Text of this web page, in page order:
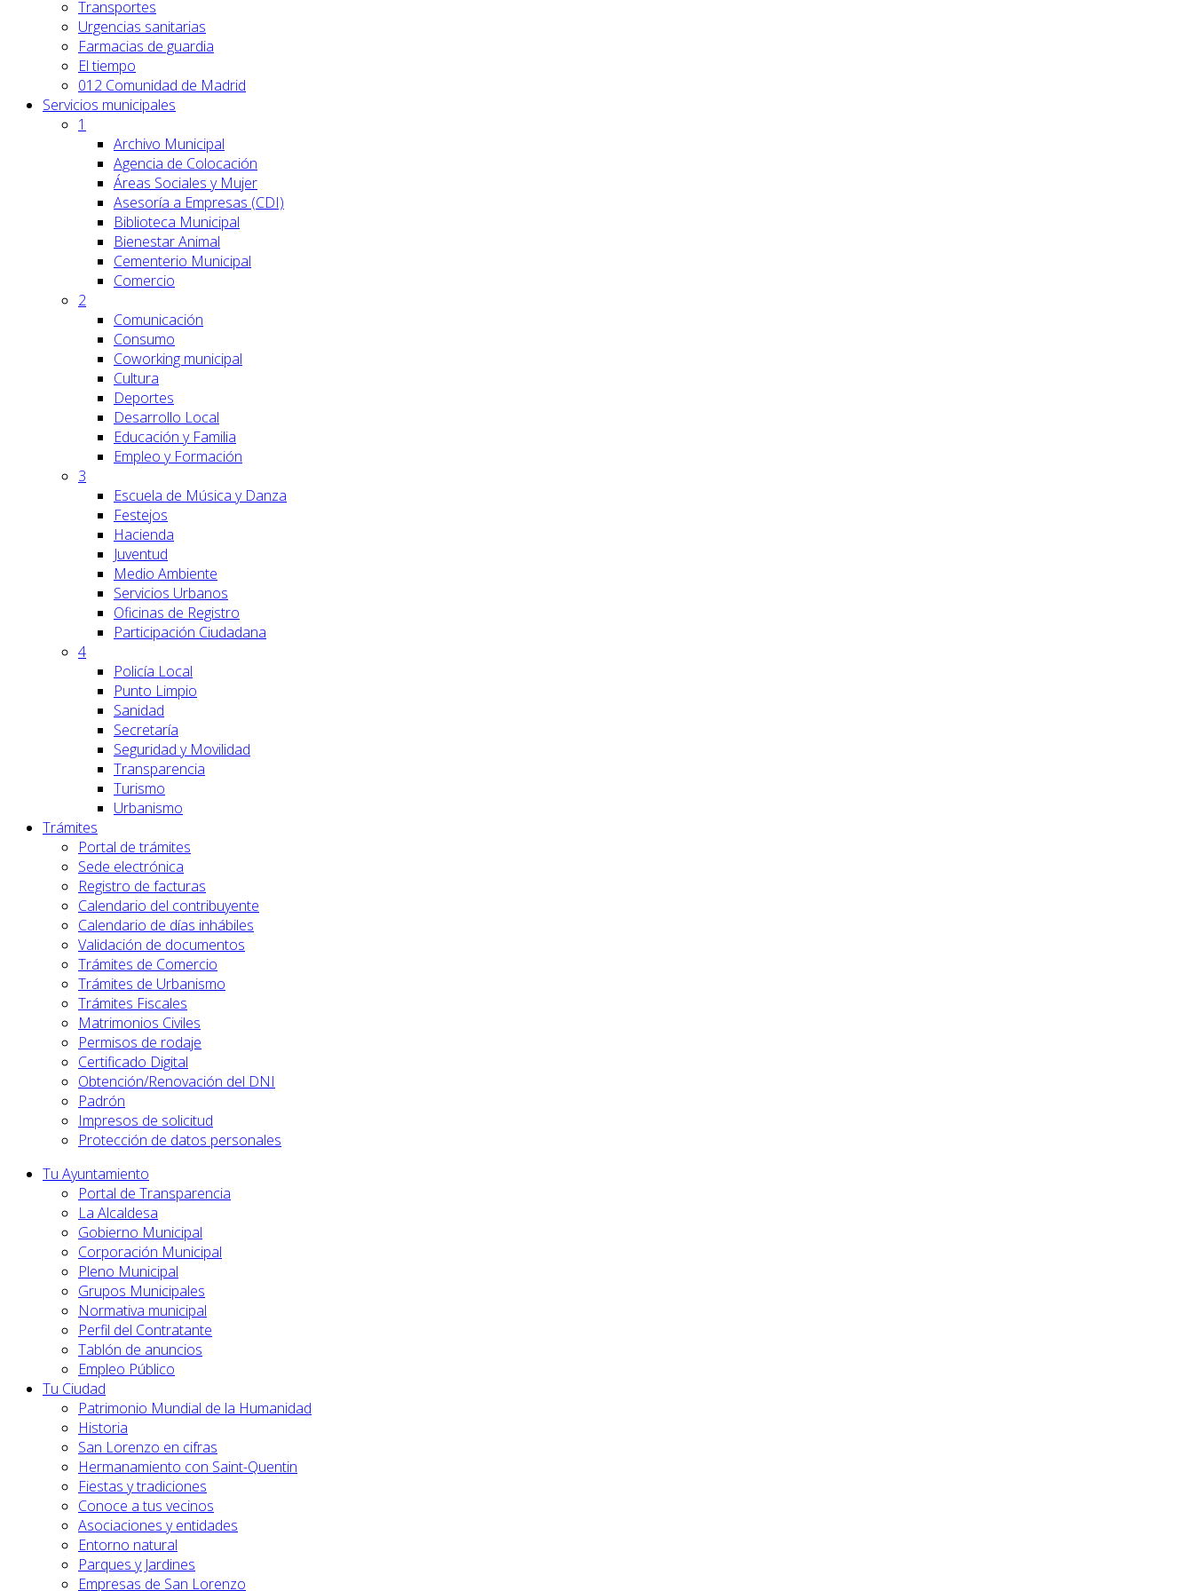
Transportes
Urgencias sanitarias
Farmacias de guardia
El tiempo
012 Comunidad de Madrid
Servicios municipales
1
Archivo Municipal
Agencia de Colocación
Áreas Sociales y Mujer
Asesoría a Empresas (CDI)
Biblioteca Municipal
Bienestar Animal
Cementerio Municipal
Comercio
2
Comunicación
Consumo
Coworking municipal
Cultura
Deportes
Desarrollo Local
Educación y Familia
Empleo y Formación
3
Escuela de Música y Danza
Festejos
Hacienda
Juventud
Medio Ambiente
Servicios Urbanos
Oficinas de Registro
Participación Ciudadana
4
Policía Local
Punto Limpio
Sanidad
Secretaría
Seguridad y Movilidad
Transparencia
Turismo
Urbanismo
Trámites
Portal de trámites
Sede electrónica
Registro de facturas
Calendario del contribuyente
Calendario de días inhábiles
Validación de documentos
Trámites de Comercio
Trámites de Urbanismo
Trámites Fiscales
Matrimonios Civiles
Permisos de rodaje
Certificado Digital
Obtención/Renovación del DNI
Padrón
Impresos de solicitud
Protección de datos personales
Tu Ayuntamiento
Portal de Transparencia
La Alcaldesa
Gobierno Municipal
Corporación Municipal
Pleno Municipal
Grupos Municipales
Normativa municipal
Perfil del Contratante
Tablón de anuncios
Empleo Público
Tu Ciudad
Patrimonio Mundial de la Humanidad
Historia
San Lorenzo en cifras
Hermanamiento con Saint-Quentin
Fiestas y tradiciones
Conoce a tus vecinos
Asociaciones y entidades
Entorno natural
Parques y Jardines
Empresas de San Lorenzo